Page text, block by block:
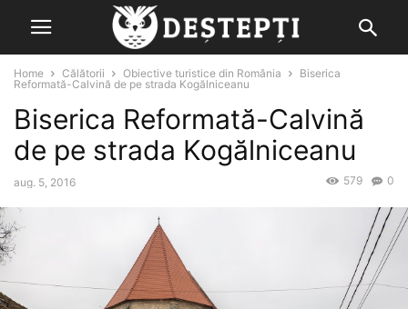
Home Călătorii Obiective turistice din România
Biserica
Reformată-Calvină de pe strada Kogălniceanu
Biserica Reformată-Calvină
de pe strada Kogălniceanu
aug. 5, 2016 0
579